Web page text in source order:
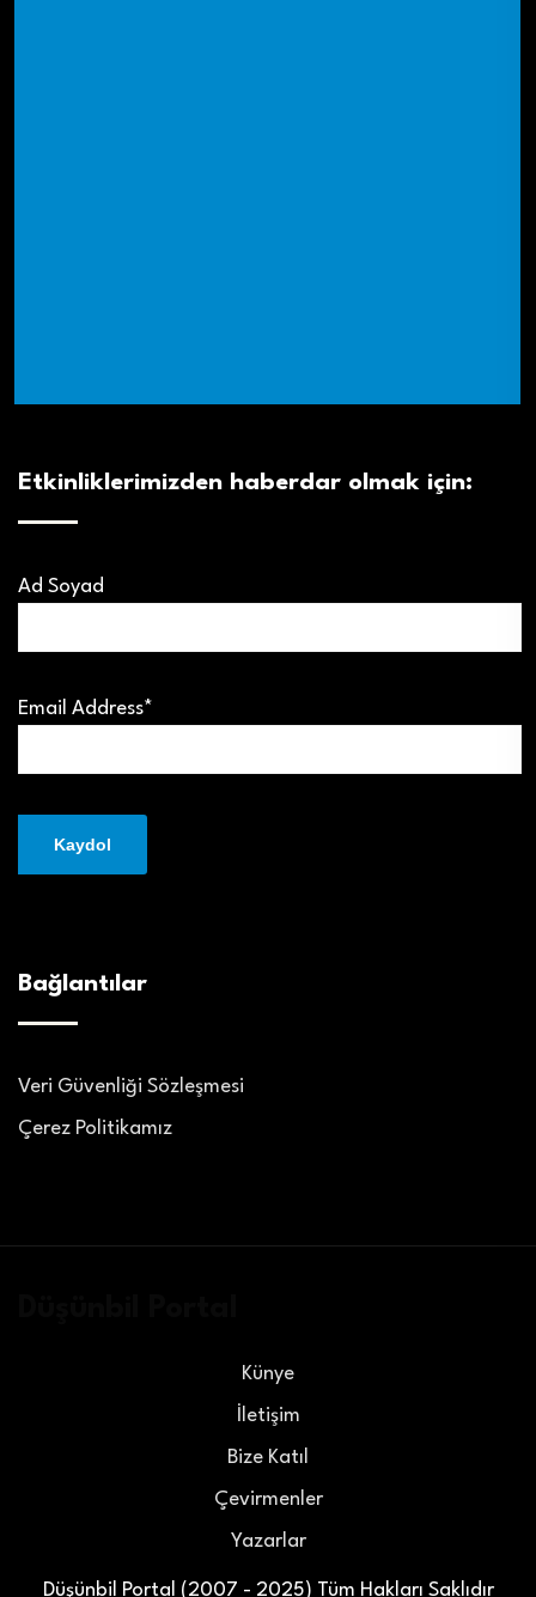
Etkinliklerimizden haberdar olmak için:
Ad Soyad
Email Address*
Bağlantılar
Veri Güvenliği Sözleşmesi
Çerez Politikamız
Düşünbil Portal (2007 - 2025) Tüm Hakları Saklıdır
Künye
İletişim
Bize Katıl
Çevirmenler
Yazarlar